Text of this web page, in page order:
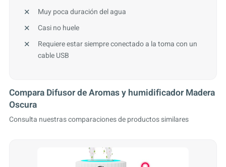
Muy poca duración del agua
Casi no huele
Requiere estar siempre conectado a la toma con un
cable USB
Compara Difusor de Aromas y humidificador Madera
Oscura
Consulta nuestras comparaciones de productos similares